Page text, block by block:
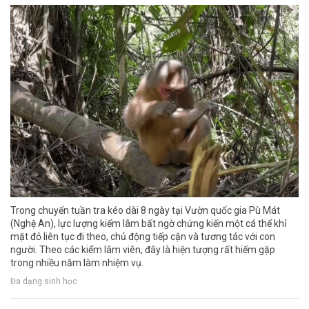
Trong chuyến tuần tra kéo dài 8 ngày tại Vườn quốc gia Pù Mát
(Nghệ An), lực lượng kiểm lâm bất ngờ chứng kiến một cá thể khỉ
mặt đỏ liên tục đi theo, chủ động tiếp cận và tương tác với con
người. Theo các kiểm lâm viên, đây là hiện tượng rất hiếm gặp
trong nhiều năm làm nhiệm vụ.
Đa dạng sinh học